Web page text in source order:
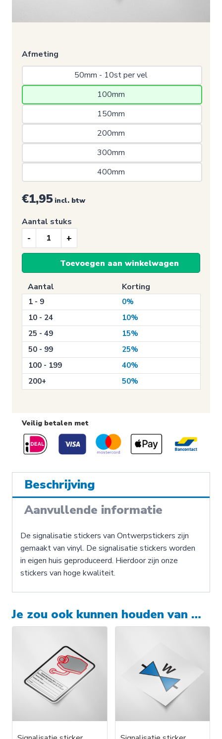
Afmeting
50mm - 10st per vel
100mm
150mm
200mm
300mm
400mm
€1,95 incl. btw
Signalisatie
sticker,
Locatie
elektra
hoofdschakelaar
aantal
Aantal stuks
Toevoegen aan winkelwagen
Aantal Korting
1 - 9
0%
10 - 24
10%
25 - 49
15%
50 - 99
25%
100 - 199
40%
200+
50%
Veilig betalen met
Beschrijving
Aanvullende informatie
De signalisatie stickers van Ontwerpstickers zijn
gemaakt van vinyl. De signalisatie stickers worden
in eigen huis geproduceerd. Hierdoor zijn onze
stickers van hoge kwaliteit.
Je zou ook kunnen houden van …